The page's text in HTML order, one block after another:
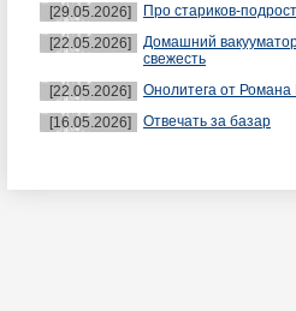
[29.05.2026]
Про стариков-
[22.05.2026]
Домашний
свежесть
[22.05.2026]
Онолитега от
[16.05.2026]
Отвечать за базар